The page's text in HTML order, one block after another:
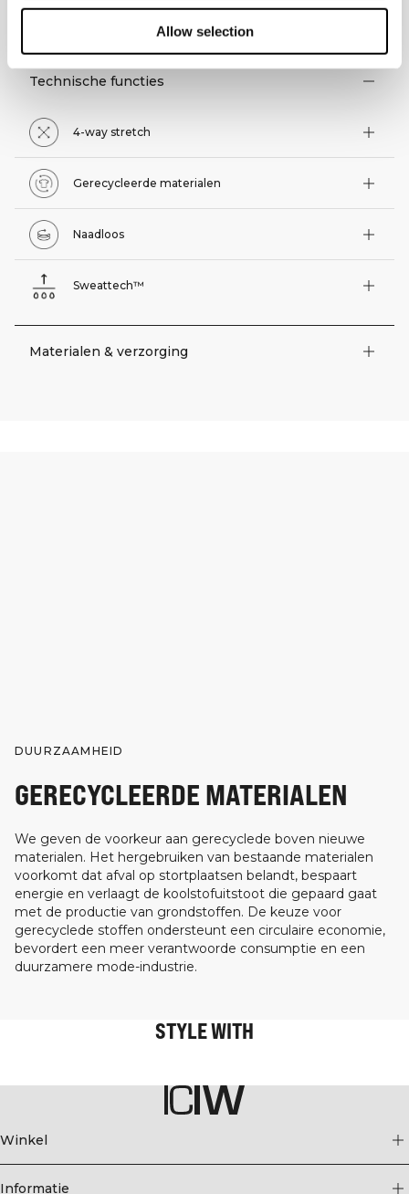
Allow selection
TECHNISCHE ASPECTEN
Technische functies
4-way stretch
Gerecycleerde materialen
Naadloos
Sweattech™
Materialen & verzorging
DUURZAAMHEID
GERECYCLEERDE MATERIALEN
We geven de voorkeur aan gerecyclede boven nieuwe
materialen. Het hergebruiken van bestaande materialen
voorkomt dat afval op stortplaatsen belandt, bespaart
energie en verlaagt de koolstofuitstoot die gepaard gaat
met de productie van grondstoffen. De keuze voor
gerecyclede stoffen ondersteunt een circulaire economie,
bevordert een meer verantwoorde consumptie en een
duurzamere mode-industrie.
STYLE WITH
Winkel
Informatie